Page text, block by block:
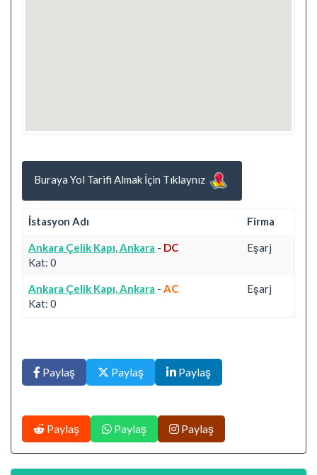
Buraya Yol Tarifi Almak İçin Tıklaynız
İstasyon Adı Firma
Ankara Çelik Kapı, Ankara - DC
Kat: 0
Eşarj
Ankara Çelik Kapı, Ankara - AC
Kat: 0
Eşarj
Paylaş Paylaş Paylaş
Paylaş Paylaş Paylaş